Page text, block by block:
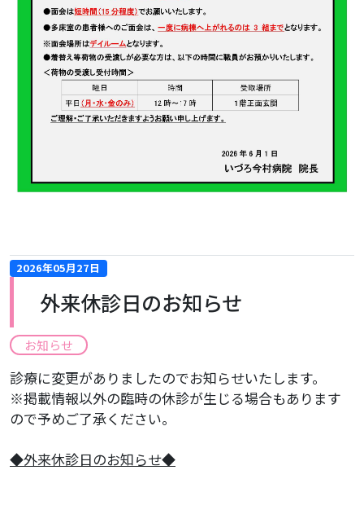
2026年05月27日
外来休診日のお知らせ
お知らせ
診療に変更がありましたのでお知らせいたします。
※掲載情報以外の臨時の休診が生じる場合もあります
ので予めご了承ください。
​◆外来休診日のお知らせ◆